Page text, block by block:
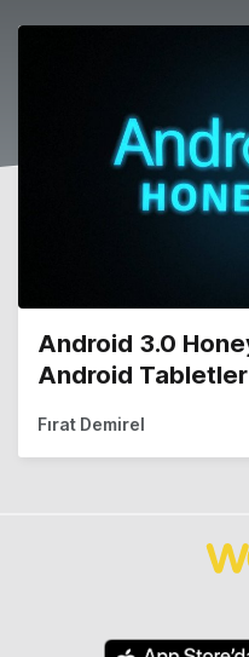
Android 3.0
Android
Fırat Demirel